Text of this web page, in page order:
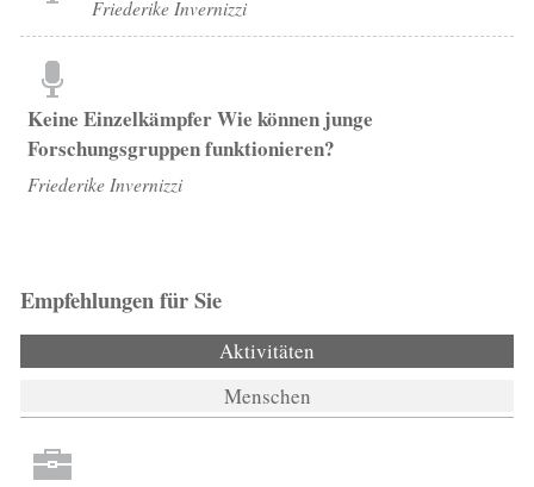
Friederike Invernizzi
Keine Einzelkämpfer Wie können junge
Forschungsgruppen funktionieren?
Friederike Invernizzi
Empfehlungen für Sie
Aktivitäten
Menschen